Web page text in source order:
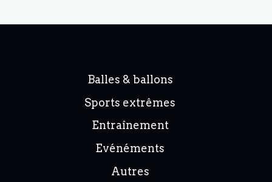
Balles & ballons
Sports extrêmes
Entraînement
Evénéments
Autres